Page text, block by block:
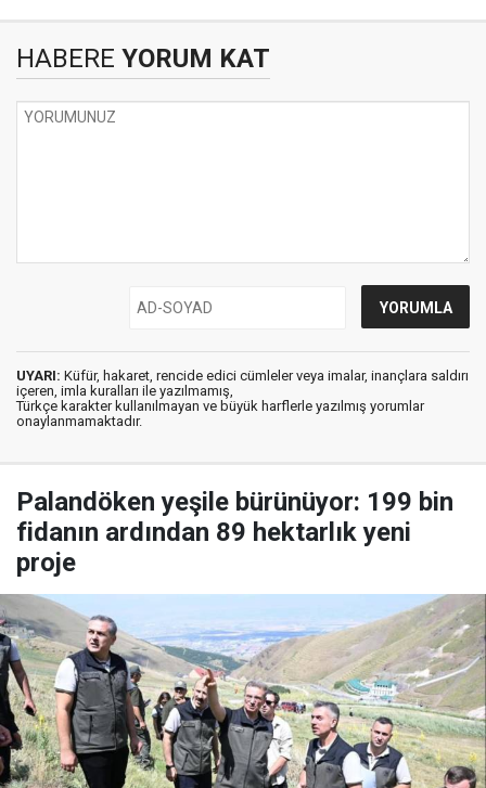
HABERE YORUM KAT
UYARI: Küfür, hakaret, rencide edici cümleler veya imalar, inançlara saldırı
içeren, imla kuralları ile yazılmamış,
Türkçe karakter kullanılmayan ve büyük harflerle yazılmış yorumlar
onaylanmamaktadır.
Palandöken yeşile bürünüyor: 199 bin
fidanın ardından 89 hektarlık yeni
proje